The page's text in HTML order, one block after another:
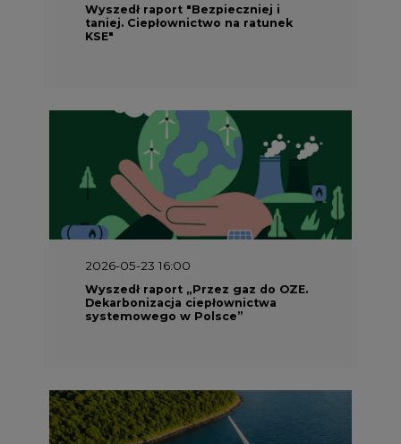
Wyszedł raport "Bezpieczniej i
taniej. Ciepłownictwo na ratunek
KSE"
2026-05-23 16:00
Wyszedł raport „Przez gaz do OZE.
Dekarbonizacja ciepłownictwa
systemowego w Polsce”